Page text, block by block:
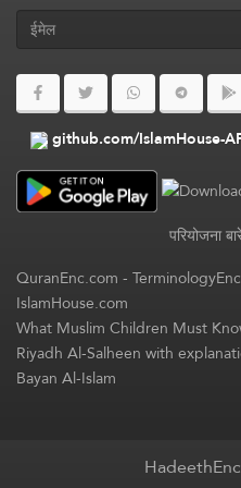
github.com/IslamHouse-
परियोजना
QuranEnc.com-
IslamHouse.com
What Muslim Children Must
Riyadh Al-Salheen with
Bayan Al-Islam